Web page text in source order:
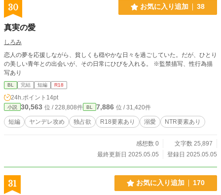
30 お気に入り追加 38
真実の愛
しろみ
恋人の夢を応援しながら、貧しくも穏やかな日々を過ごしていた。だが、ひとり
の美しい青年との出会いが、その日常にひびを入れる。 ※監禁描写、性行為描
写あり
BL 完結 短編 R18
24h.ポイント 14pt
小説 30,563 位 / 228,808件 BL 7,886 位 / 31,420件
短編 ヤンデレ攻め 独占欲 R18要素あり 溺愛 NTR要素あり
感想数 0
文字数 25,897
最終更新日 2025.05.05
登録日 2025.05.05
31 お気に入り追加 170